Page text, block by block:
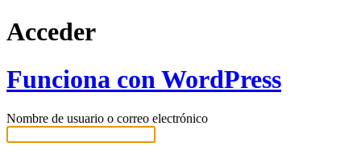
Acceder
Funciona con WordPress
Nombre de usuario o correo electrónico